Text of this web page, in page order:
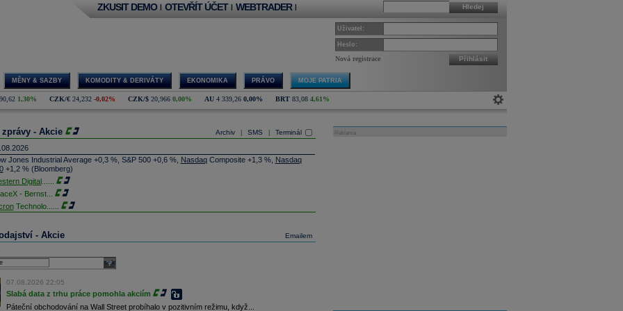
Hledej
ZKUSIT DEMO | OTEVŘÍT ÚČET | WEBTRADER |
Uživatel:
Heslo:
Nová registrace Přihlásit
MĚNY & SAZBY KOMODITY & DERIVÁTY EKONOMIKA PRÁVO MOJE PATRIA
1,30% CZK/€ 24,232 -0,02% CZK/$ 20,966 0,00% AU 4 339,26 0,00% BRT 83,08 4,61%
Archiv SMS Terminál
zprávy - Akcie
Jones Industrial Average +0,3 %, S&P 500 +0,6 %, NasdaqComposite +1,3 %, Nasdaq
+1,2 % (Bloomberg)
Digital......
- Bernst...
Technolo......
obchodů s akciemi na pražské burze za dnešní den je 0,831 mld. Kč. Průměrný objem
za poslední rok je 0,665 mld. Kč.
výroby balistických střel ATACMS ve spolupráci s americkou firmou
dobu potrvá. Agentuře Reuters to řekl generální ředitel německé zbrojovky
Papperger. Společná výroba s Lockheedem v Německu by podle něj mohla pomoci
arzenál Spojeným státům, které mají zvýšenou spotřebu střel kvůli válce s Íránem
Emailem
- Akcie
select
07.08.2026 22:05
Slabá data z trhu práce pomohla akciím
Páteční obchodování na Wall Street probíhalo v pozitivním režimu, když...
Reklama